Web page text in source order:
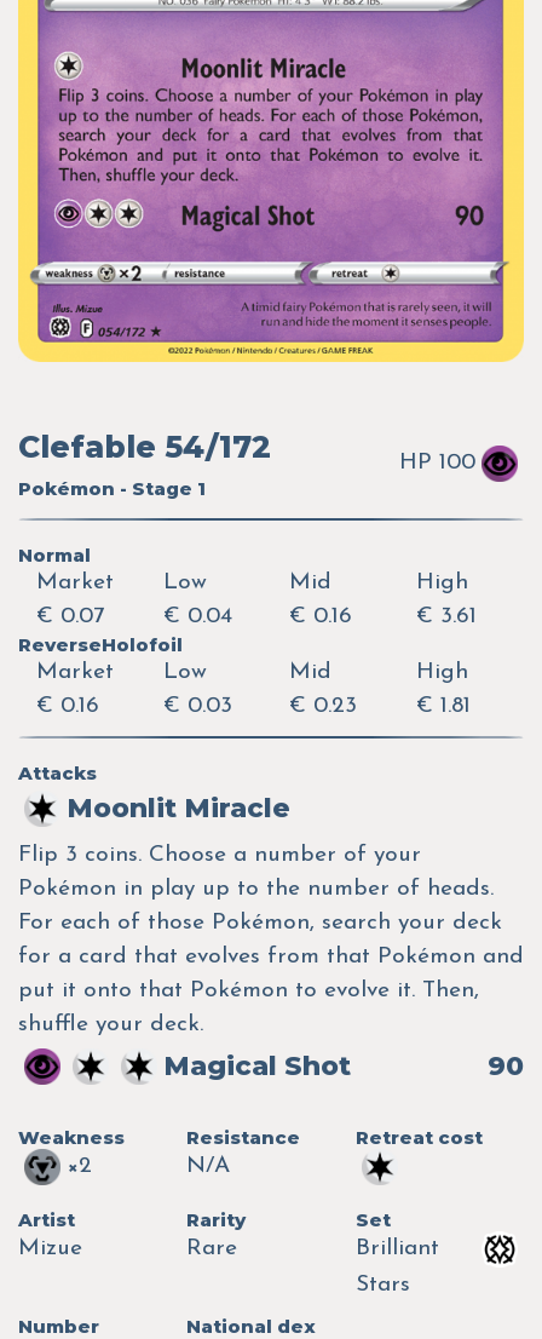
Clefable 54/172
Pokémon - Stage 1
HP 100
Normal
Market
€ 0.07
Low
€ 0.04
Mid
€ 0.16
High
€ 3.61
ReverseHolofoil
Market
€ 0.16
Low
€ 0.03
Mid
€ 0.23
High
€ 1.81
Attacks
Moonlit Miracle
Flip 3 coins. Choose a number of your
Pokémon in play up to the number of heads.
For each of those Pokémon, search your deck
for a card that evolves from that Pokémon and
put it onto that Pokémon to evolve it. Then,
shuffle your deck.
Magical Shot 90
Weakness
×2
Resistance
N/A
Retreat cost
Artist
Mizue
Rarity
Rare
Set
Brilliant
Stars
Number
National dex